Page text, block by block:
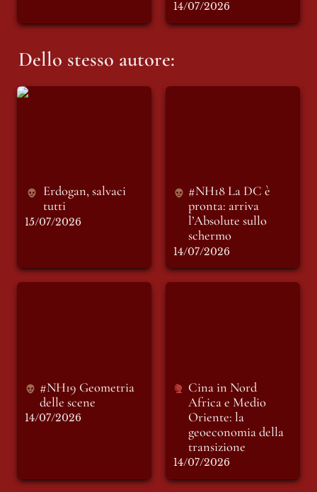
14/07/2026
Dello stesso autore:
Erdogan, salvaci
Erdogan, salvaci
tutti
15/07/2026
#NH18 La DC è
#NH18 La DC è
pronta: arriva
l’Absolute sullo
schermo
14/07/2026
#NH19 Geometria
delle scene
14/07/2026
Cina in Nord
Africa e Medio
Oriente: la
geoeconomia della
transizione
14/07/2026